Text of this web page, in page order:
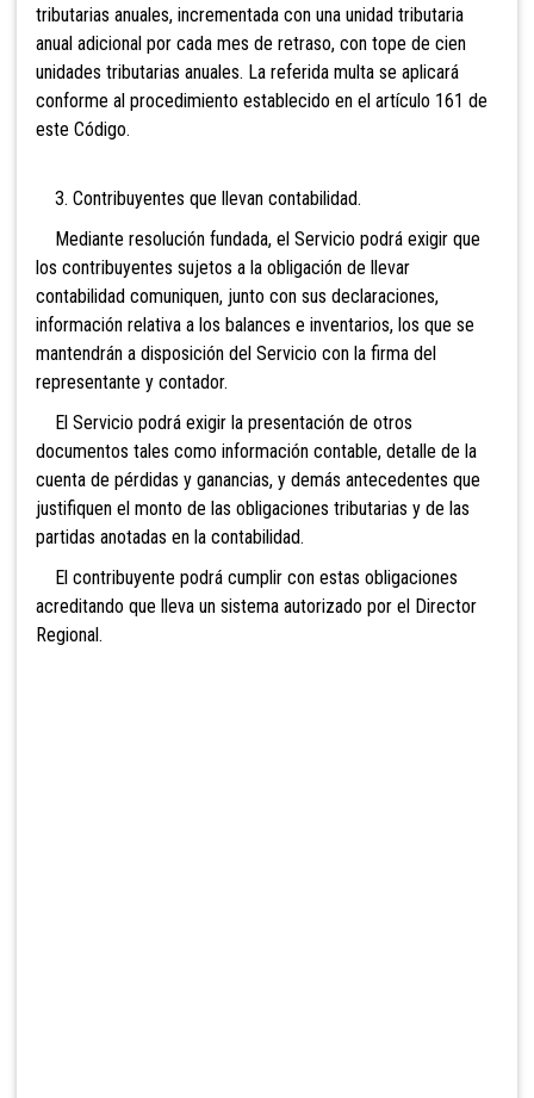
tributarias anuales, incrementada con una unidad tributaria
anual adicional por cada mes de retraso, con tope de cien
unidades tributarias anuales. La referida multa se aplicará
conforme al procedimiento establecido en el artículo 161 de
este Código.
3. Contribuyentes que llevan contabilidad.
Mediante resolución fundada, el Servicio podrá exigir que
los contribuyentes sujetos a la obligación de llevar
contabilidad comuniquen, junto con sus declaraciones,
información relativa a los balances e inventarios, los que se
mantendrán a disposición del Servicio con la firma del
representante y contador.
El Servicio podrá exigir la presentación de otros
documentos tales como información contable, detalle de la
cuenta de pérdidas y ganancias, y demás antecedentes que
justifiquen el monto de las obligaciones tributarias y de las
partidas anotadas en la contabilidad.
El contribuyente podrá cumplir con estas obligaciones
acreditando que lleva un sistema autorizado por el Director
Regional.